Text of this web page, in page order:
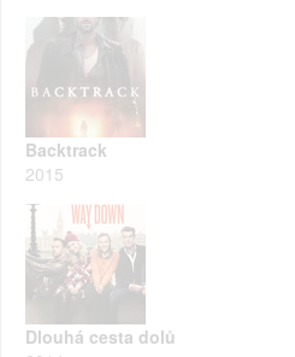
Backtrack
2015
Dlouhá cesta dolů